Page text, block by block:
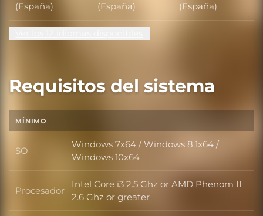
(España)
(España)
(España)
Requisitos del sistema
MÍNIMO
SO SO
Windows 7x64 / Windows 8.1x64 /
Windows 10x64
Procesador Procesador
Intel Core i3 2.5 Ghz or AMD Phenom II
2.6 Ghz or greater